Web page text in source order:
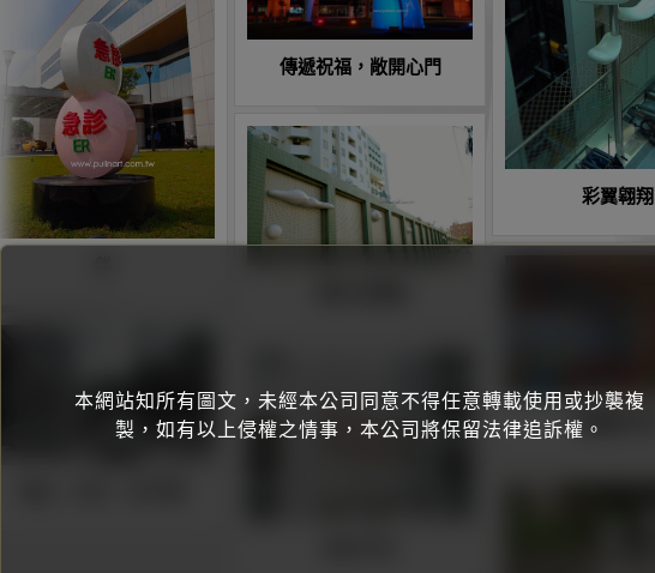
彩翼翱翔
傳遞祝福，敞開心門
美麗新世界
本網站知所有圖文，未經本公司同意不得任意轉載使用或抄襲複
製，如有以上侵權之情事，本公司將保留法律追訴權。